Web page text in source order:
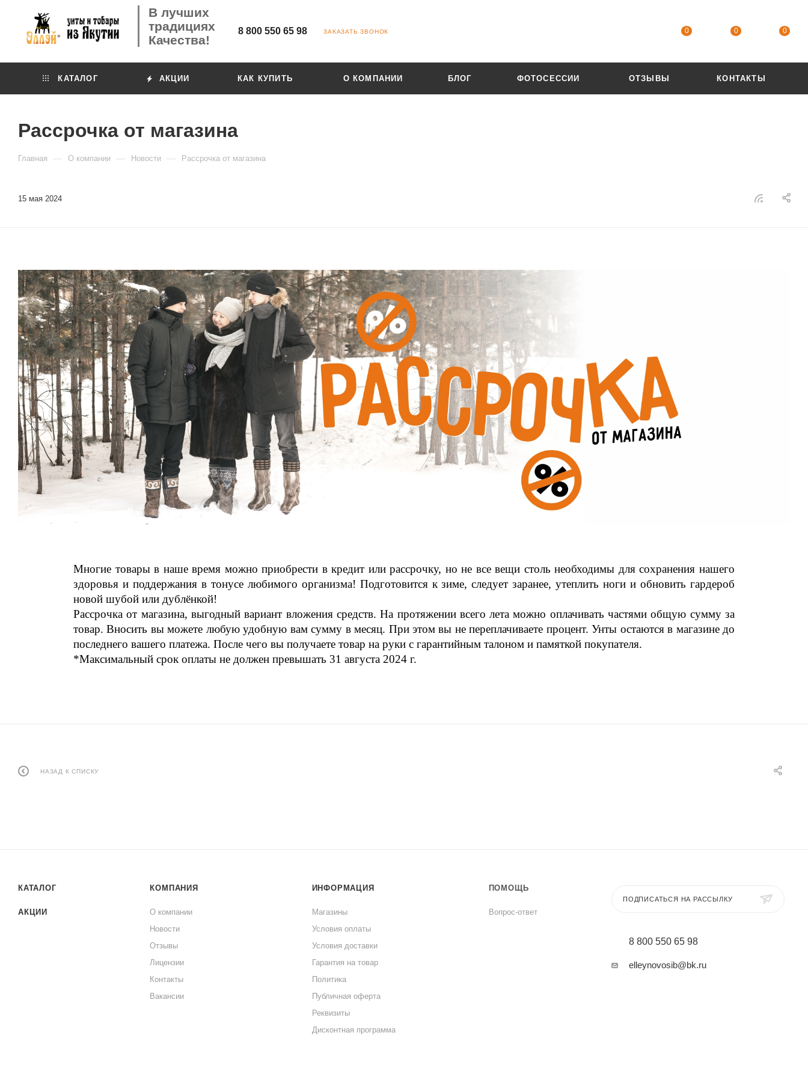
В лучших
традициях
Качества!
8 800 550 65 98 ЗАКАЗАТЬ ЗВОНОК 0 0 0
КАТАЛОГ АКЦИИ КАК КУПИТЬ О КОМПАНИИ БЛОГ ФОТОСЕССИИ ОТЗЫВЫ КОНТАКТЫ
Рассрочка от магазина
Главная — О компании — Новости — Рассрочка от магазина
15 мая 2024
Многие товары в наше время можно приобрести в кредит или рассрочку, но не все вещи столь необходимы длясохранения нашего
здоровья и поддержания в тонусе любимого организма! Подготовится к зиме, следует заранее,утеплить ноги и обновить гардероб
новой шубой или дублёнкой!
Рассрочка от магазина, выгодный вариант вложения средств. На протяжении всего лета можно оплачивать частямиобщую сумму за
товар. Вносить вы можете любую удобную вам сумму в месяц. При этом вы не переплачиваете процент. Унты остаются в магазине до
последнего вашего платежа. После чего вы получаете товар на руки с гарантийным талоном и памяткой покупателя.
*Максимальный срок оплаты не должен превышать 31 августа 2024 г.
НАЗАД К СПИСКУ
КАТАЛОГ
АКЦИИ
КОМПАНИЯ
О компании
Новости
Отзывы
Лицензии
Контакты
Вакансии
ИНФОРМАЦИЯ
Магазины
Условия оплаты
Условия доставки
Гарантия на товар
Политика
Публичная оферта
Реквизиты
Дисконтная программа
ПОМОЩЬ
Вопрос-ответ
ПОДПИСАТЬСЯ НА РАССЫЛКУ
8 800 550 65 98
elleynovosib@bk.ru